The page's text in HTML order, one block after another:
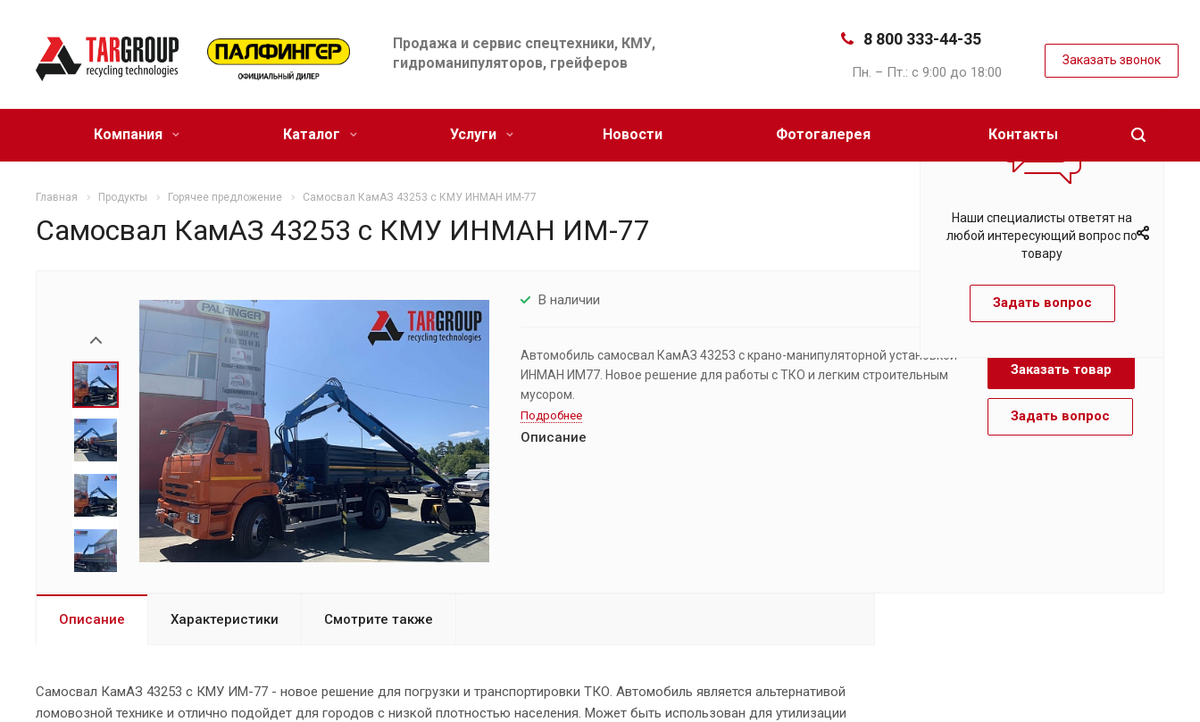
Продажа и сервис спецтехники, КМУ,
гидроманипуляторов, грейферов
8 800 333-44-35
Пн. – Пт.: с 9:00 до 18:00
Заказать звонок
Компания Каталог Услуги Новости Фотогалерея Контакты
Главная Продукты Горячее предложение Самосвал КамАЗ 43253 с КМУ ИНМАН ИМ-77
Самосвал КамАЗ 43253 с КМУ ИНМАН ИМ-77
В наличии
Автомобиль самосвал КамАЗ 43253 с крано-манипуляторной установкой
ИНМАН ИМ77. Новое решение для работы с ТКО и легким строительным
мусором.
Подробнее
Описание
Заказать товар
Задать вопрос
Описание Характеристики Смотрите также
Самосвал КамАЗ 43253 с КМУ ИМ-77 - новое решение для погрузки и транспортировки ТКО. Автомобиль является альтернативой
ломовозной технике и отлично подойдет для городов с низкой плотностью населения. Может быть использован для утилизации
Наши специалисты ответят на
любой интересующий вопрос по
товару
Задать вопрос